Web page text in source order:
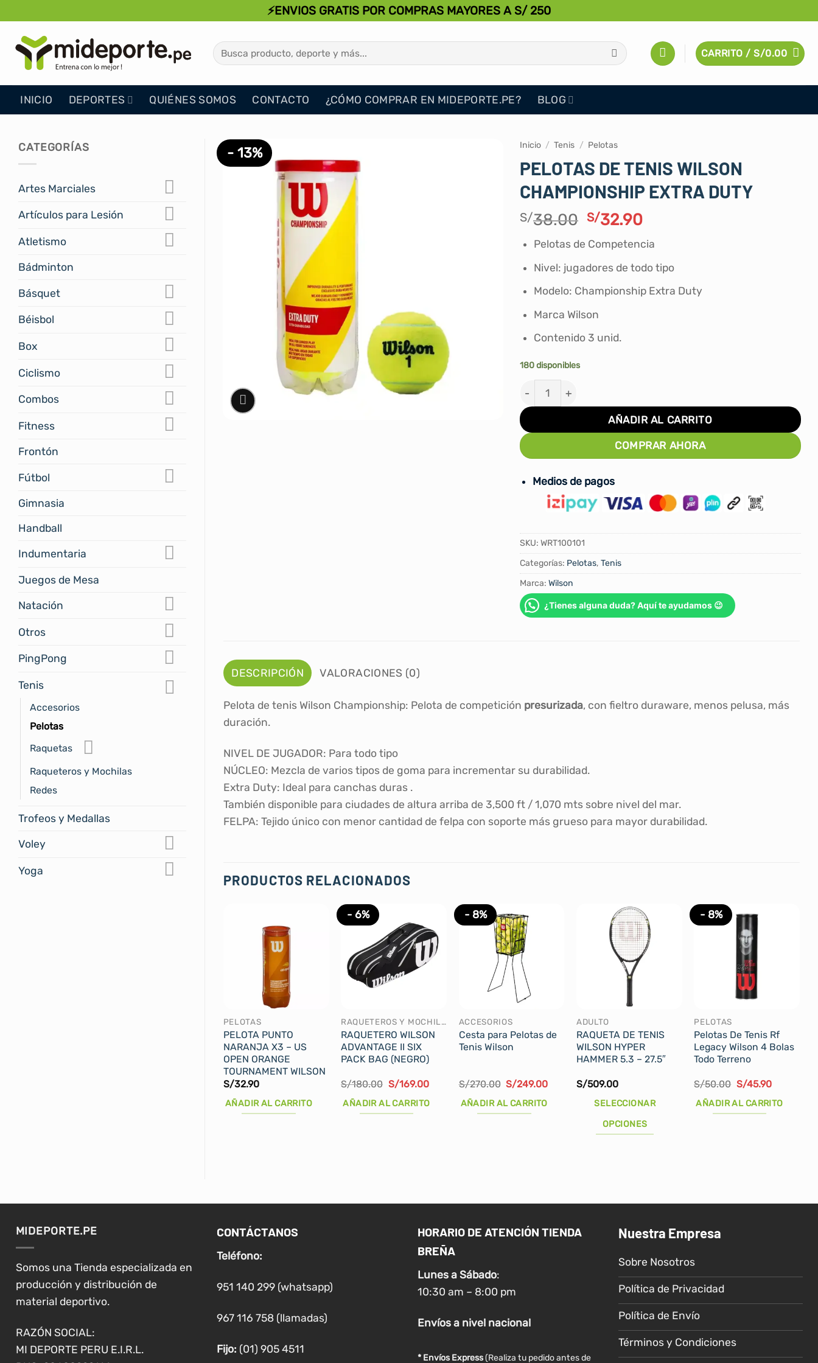
al
contenido
⚡ENVIOS GRATIS POR COMPRAS MAYORES A S/ 250
Buscar
por:
CARRITO /S/0.00
INICIO DEPORTES QUIÉNES SOMOS CONTACTO ¿CÓMO COMPRAR EN MIDEPORTE.PE? BLOG
CATEGORÍAS
Artes Marciales
Artículos para Lesión
Atletismo
Bádminton
Básquet
Béisbol
Box
Ciclismo
Combos
Fitness
Frontón
Fútbol
Gimnasia
Handball
Indumentaria
Juegos de Mesa
Natación
Otros
PingPong
Tenis
Accesorios
Pelotas
Raquetas
Raqueteros y Mochilas
Redes
Trofeos y Medallas
Voley
Yoga
- 13% Inicio / Tenis / Pelotas
PELOTAS DE TENIS WILSON
CHAMPIONSHIP EXTRA DUTY
S/38.00 El
precio
original
era:
S/38.00.
S/32.90El
precio
actual
es:
S/32.90.
Pelotas de Competencia
Nivel: jugadores de todo tipo
Modelo: Championship Extra Duty
Marca Wilson
Contenido 3 unid.
180 disponibles
PELOTAS DE TENIS WILSON CHAMPIONSHIP EXTRA DUTY
AÑADIR AL CARRITO
COMPRAR AHORA
Medios de pagos
SKU: WRT100101
Categorías: Pelotas, Tenis
Marca: Wilson
¿Tienes alguna duda? Aquí te ayudamos 😉
DESCRIPCIÓN VALORACIONES (0)
Pelota de tenis Wilson Championship: Pelota de competición presurizada, con fieltro duraware, menos pelusa, más
duración.
NIVEL DE JUGADOR: Para todo tipo
NÚCLEO: Mezcla de varios tipos de goma para incrementar su durabilidad.
Extra Duty: Ideal para canchas duras .
También disponible para ciudades de altura arriba de 3,500 ft / 1,070 mts sobre nivel del mar.
FELPA: Tejido único con menor cantidad de felpa con soporte más grueso para mayor durabilidad.
PRODUCTOS RELACIONADOS
PELOTAS
PELOTA PUNTO
NARANJA X3 – US
OPEN ORANGE
TOURNAMENT WILSON
S/32.90
AÑADIR AL CARRITO
- 6%
RAQUETEROS Y MOCHILAS
RAQUETERO WILSON
ADVANTAGE II SIX
PACK BAG (NEGRO)
S/180.00 El
precio
original
era:
S/169.00El
actual
AÑADIR AL CARRITO
- 8%
ACCESORIOS
Cesta para Pelotas de
Tenis Wilson
S/270.00 El
precio
original
era:
S/249.00El
AÑADIR AL CARRITO
ADULTO
RAQUETA DE TENIS
WILSON HYPER
HAMMER 5.3 – 27.5″
S/509.00
SELECCIONAR
OPCIONES
variantes.
opciones
producto
- 8%
PELOTAS
Pelotas De Tenis Rf
Legacy Wilson 4 Bolas
Todo Terreno
S/50.00 El
precio
original
era:
S/45.90El
actual
AÑADIR AL CARRITO
MIDEPORTE.PE
Somos una Tienda especializada en
producción y distribución de
material deportivo.
RAZÓN SOCIAL:
MI DEPORTE PERU E.I.R.L.
CONTÁCTANOS
Teléfono:
951 140 299 (whatsapp)
967 116 758 (llamadas)
Fijo: (01) 905 4511
HORARIO DE ATENCIÓN TIENDA
BREÑA
Lunes a Sábado:
10:30 am – 8:00 pm
Envíosa nivel nacional
* Envíos Express(Realiza tu pedido antes de
Nuestra Empresa
Sobre Nosotros
Política de Privacidad
Política de Envío
Términos y Condiciones